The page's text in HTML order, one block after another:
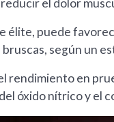
el dolor
élite, puede
según un
rendimiento en
óxido nítrico y el